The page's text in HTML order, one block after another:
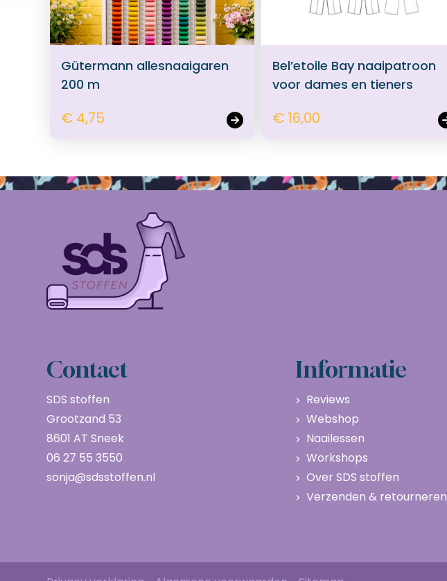
Gütermann allesnaaigaren
200 m
€ 4,75
Bel’etoile Bay naaipatroon
voor dames en tieners
€ 16,00
Contact
SDS stoffen
Grootzand 53
8601 AT Sneek
06 27 55 3550
sonja@sdsstoffen.nl
Informatie
Reviews
Webshop
Naailessen
Workshops
Over SDS stoffen
Verzenden & retourneren